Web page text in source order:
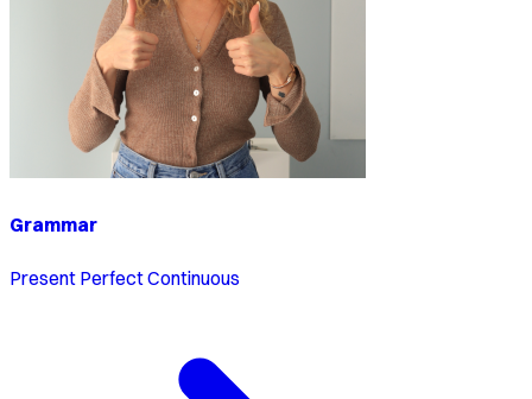
Grammar
Present Perfect Continuous